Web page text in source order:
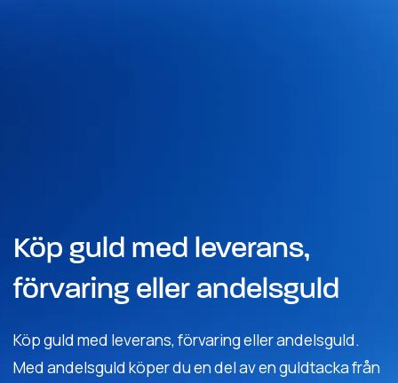
Köp guld med leverans,
förvaring eller andelsguld
Köp guld med leverans, förvaring eller andelsguld.
Med andelsguld köper du en del av en guldtacka från